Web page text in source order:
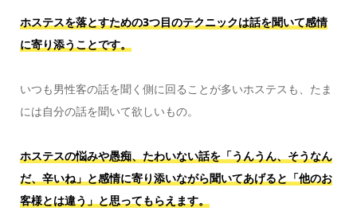
ホステスを落とすための3つ目のテクニックは話を聞いて感情
に寄り添うことです。
いつも男性客の話を聞く側に回ることが多いホステスも、たま
には自分の話を聞いて欲しいもの。
ホステスの悩みや愚痴、たわいない話を「うんうん、そうなん
だ、辛いね」と感情に寄り添いながら聞いてあげると「他のお
客様とは違う」と思ってもらえます。